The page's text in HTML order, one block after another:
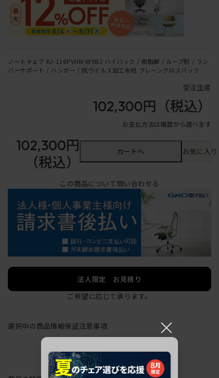
ノートチェア KJ-116PVHM-W9B2 ハイバック / 樹脂脚 / ループ肘 / ラン
バーサポート / ハンガー / 抗ウイルス加工布地 プレーンクロスバック
受注生産
102,300円 （税込）
お支払方法は複数から選べます
102,300円
（税込）
カートへ お気に入
この商品について問い合わせる
法人限定 お見積り
ご希望に応じて承ります。
選択中の商品情報保証注意事項 ×